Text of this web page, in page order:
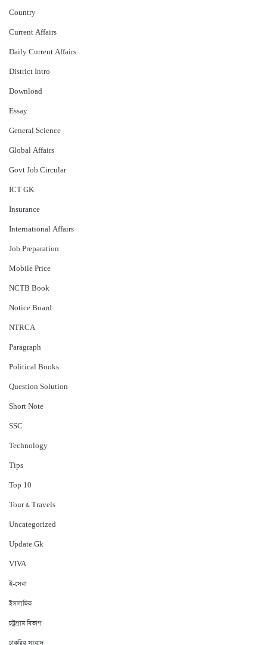
Country
Current Affairs
Daily Current Affairs
District Intro
Download
Essay
General Science
Global Affairs
Govt Job Circular
ICT GK
Insurance
International Affairs
Job Preparation
Mobile Price
NCTB Book
Notice Board
NTRCA
Paragraph
Political Books
Question Solution
Short Note
‍SSC
Technology
Tips
Top 10
Tour & Travels
Uncategorized
Update Gk
VIVA
ই-সেবা
ইসলামিক
চট্রগ্রাম বিভাগ
চাকরির সংবাদ